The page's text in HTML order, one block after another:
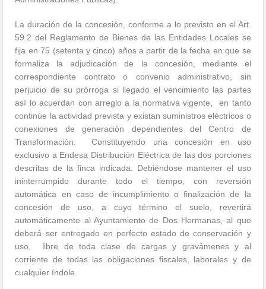
La duración de la concesión, conforme a lo previsto en el Art.
59.2 del Reglamento de Bienes de las Entidades Locales se
fija en 75 (setenta y cinco) años a partir de la fecha en que se
formaliza la adjudicación de la concesión, mediante el
correspondiente contrato o convenio administrativo, sin
perjuicio de su prórroga si llegado el vencimiento las partes
así lo acuerdan con arreglo a la normativa vigente, en tanto
continúe la actividad prevista y existan suministros eléctricos o
conexiones de generación dependientes del Centro de
Transformación. Constituyendo una concesión en uso
exclusivo a Endesa Distribución Eléctrica de las dos porciones
descritas de la finca indicada. Debiéndose mantener el uso
ininterrumpido durante todo el tiempo, con reversión
automática en caso de incumplimiento o finalización de la
concesión de uso, a cuyo término el suelo, revertirá
automáticamente al Ayuntamiento de Dos Hermanas, al que
deberá ser entregado en perfecto estado de conservación y
uso, libre de toda clase de cargas y gravámenes y al
corriente de todas las obligaciones fiscales, laborales y de
cualquier índole.